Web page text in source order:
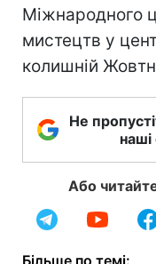
Міжнародного
мистецтв у
колишній
Не
Або
Більше по темі: